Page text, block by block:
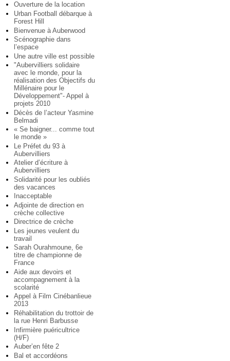
Ouverture de la location
Urban Football débarque à
Forest Hill
Bienvenue à Auberwood
Scénographie dans
l’espace
Une autre ville est possible
"Aubervilliers solidaire
avec le monde, pour la
réalisation des Objectifs du
Millénaire pour le
Développement"- Appel à
projets 2010
Décès de l’acteur Yasmine
Belmadi
« Se baigner... comme tout
le monde »
Le Préfet du 93 à
Aubervilliers
Atelier d’écriture à
Aubervilliers
Solidarité pour les oubliés
des vacances
Inacceptable
Adjointe de direction en
crèche collective
Directrice de crèche
Les jeunes veulent du
travail
Sarah Ourahmoune, 6e
titre de championne de
France
Aide aux devoirs et
accompagnement à la
scolarité
Appel à Film Cinébanlieue
2013
Réhabilitation du trottoir de
la rue Henri Barbusse
Infirmière puéricultrice
(H/F)
Auber’en fête 2
Bal et accordéons